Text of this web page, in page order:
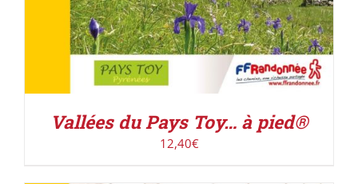
Vallées du Pays Toy… à pied®
12,40€